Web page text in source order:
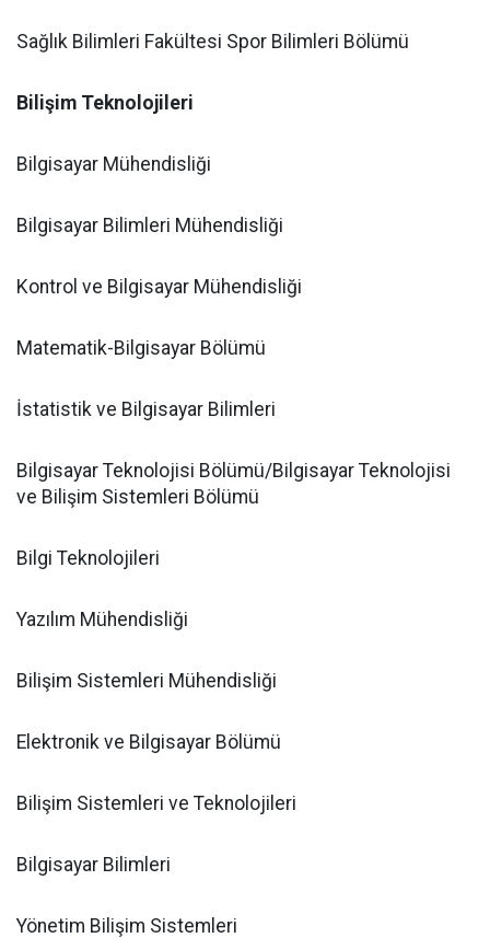
Sağlık Bilimleri Fakültesi Spor Bilimleri Bölümü
Bilişim Teknolojileri
Bilgisayar Mühendisliği
Bilgisayar Bilimleri Mühendisliği
Kontrol ve Bilgisayar Mühendisliği
Matematik-Bilgisayar Bölümü
İstatistik ve Bilgisayar Bilimleri
Bilgisayar Teknolojisi Bölümü/Bilgisayar Teknolojisi
ve Bilişim Sistemleri Bölümü
Bilgi Teknolojileri
Yazılım Mühendisliği
Bilişim Sistemleri Mühendisliği
Elektronik ve Bilgisayar Bölümü
Bilişim Sistemleri ve Teknolojileri
Bilgisayar Bilimleri
Yönetim Bilişim Sistemleri